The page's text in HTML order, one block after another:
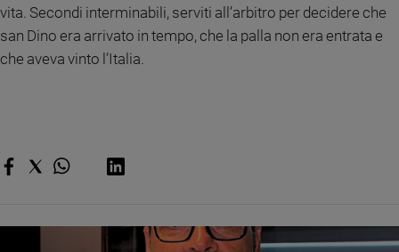
vita. Secondi interminabili, serviti all’arbitro per decidere che
san Dino era arrivato in tempo, che la palla non era entrata e
che aveva vinto l’Italia.